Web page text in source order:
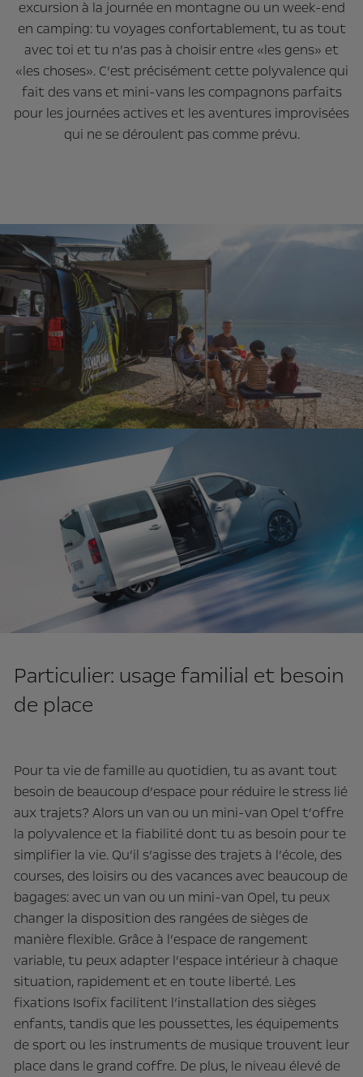
excursion à la journée en montagne ou un week-end
en camping: tu voyages confortablement, tu as tout
avec toi et tu n’as pas à choisir entre «les gens» et
«les choses». C’est précisément cette polyvalence qui
fait des vans et mini-vans les compagnons parfaits
pour les journées actives et les aventures improvisées
qui ne se déroulent pas comme prévu.
Particulier: usage familial et besoin
de place
Pour ta vie de famille au quotidien, tu as avant tout
besoin de beaucoup d’espace pour réduire le stress lié
aux trajets? Alors un van ou un mini-van Opel t’offre
la polyvalence et la fiabilité dont tu as besoin pour te
simplifier la vie. Qu’il s’agisse des trajets à l’école, des
courses, des loisirs ou des vacances avec beaucoup de
bagages: avec un van ou un mini-van Opel, tu peux
changer la disposition des rangées de sièges de
manière flexible. Grâce à l’espace de rangement
variable, tu peux adapter l’espace intérieur à chaque
situation, rapidement et en toute liberté. Les
fixations Isofix facilitent l’installation des sièges
enfants, tandis que les poussettes, les équipements
de sport ou les instruments de musique trouvent leur
place dans le grand coffre. De plus, le niveau élevé de